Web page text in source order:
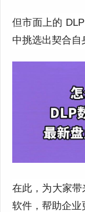
但市面上的
中挑选出契合自
在此，为大家
软件，帮助企业